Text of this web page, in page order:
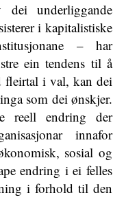
underliggande
i kapitalistiske
– har
ein tendens til å
fleirtal i val, kan dei
som dei ønskjer.
reell endring der
innafor
sosial og
endring i ei felles
i forhold til den